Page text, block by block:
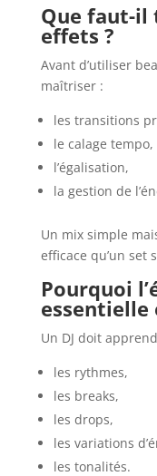
Que faut-il
effets ?
Avant d’utiliser
maîtriser :
les transitions
le calage tempo,
l’égalisation,
la gestion de
Un mix simple
efficace qu’un set
Pourquoi
essentielle
Un DJ doit
les rythmes,
les breaks,
les drops,
les variations
les tonalités.